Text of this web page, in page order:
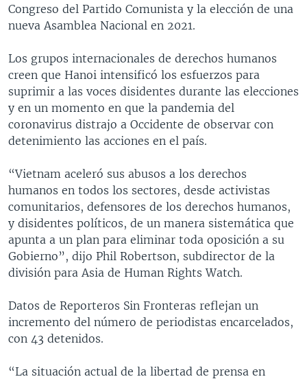
Congreso del Partido Comunista y la elección de una
nueva Asamblea Nacional en 2021.
Los grupos internacionales de derechos humanos
creen que Hanoi intensificó los esfuerzos para
suprimir a las voces disidentes durante las elecciones
y en un momento en que la pandemia del
coronavirus distrajo a Occidente de observar con
detenimiento las acciones en el país.
“Vietnam aceleró sus abusos a los derechos
humanos en todos los sectores, desde activistas
comunitarios, defensores de los derechos humanos,
y disidentes políticos, de un manera sistemática que
apunta a un plan para eliminar toda oposición a su
Gobierno”, dijo Phil Robertson, subdirector de la
división para Asia de Human Rights Watch.
Datos de Reporteros Sin Fronteras reflejan un
incremento del número de periodistas encarcelados,
con 43 detenidos.
“La situación actual de la libertad de prensa en